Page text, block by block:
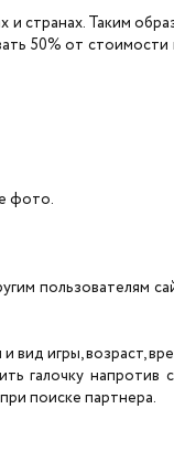
и странах. Таким
50% от
фото.
пользователям
игры, возраст,
галочку напротив
поиске партнера.